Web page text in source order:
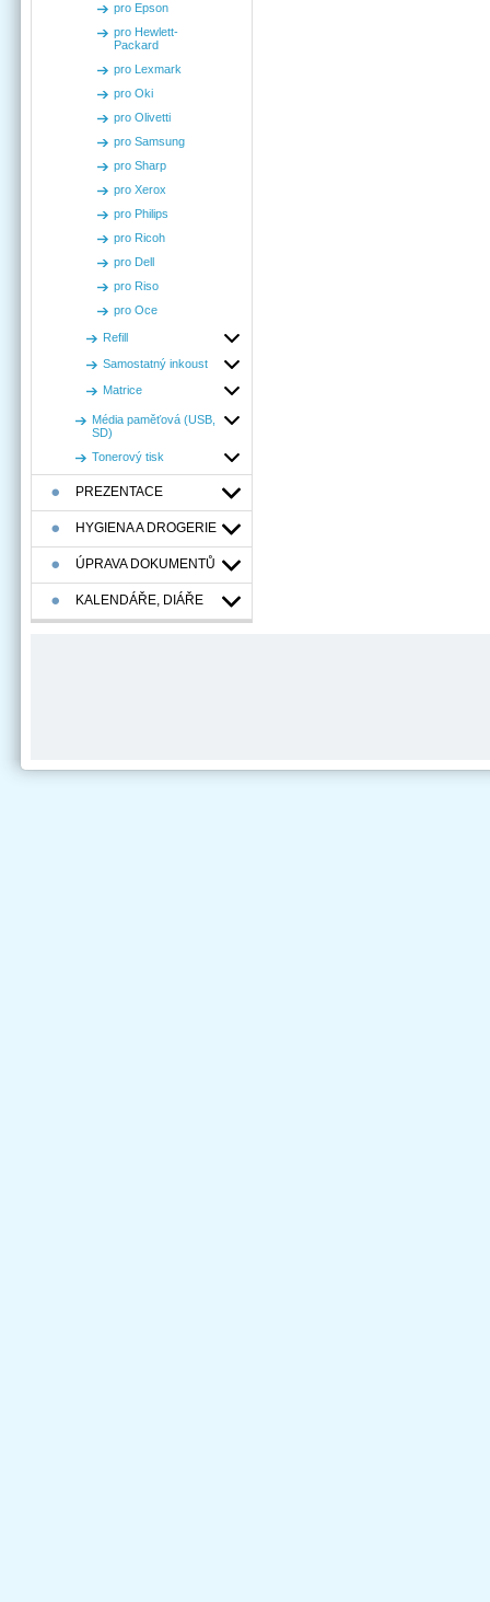
pro Epson
pro Hewlett-
Packard
pro Lexmark
pro Oki
pro Olivetti
pro Samsung
pro Sharp
pro Xerox
pro Philips
pro Ricoh
pro Dell
pro Riso
pro Oce
Refill
Samostatný inkoust
Matrice
Média paměťová (USB,
SD)
Tonerový tisk
PREZENTACE
HYGIENA A DROGERIE
ÚPRAVA DOKUMENTŮ
KALENDÁŘE, DIÁŘE